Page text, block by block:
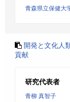
青森県立保健大
開発と文化人
貢献
研究代表者
青柳 真智子